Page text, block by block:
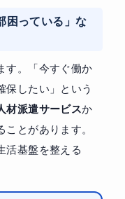
困っている」な
す。「今すぐ働か
保したい」という
材派遣サービスか
とがあります。
活基盤を整える